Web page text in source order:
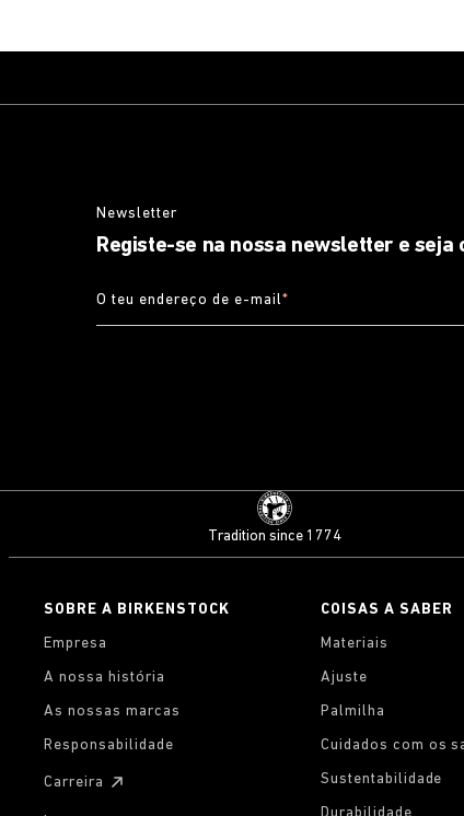
Newsletter
Registe-se na nossa newsletter e seja
O teu endereço de e-mail*
Tradition since 1774
SOBRE A BIRKENSTOCK
Empresa
A nossa história
As nossas marcas
Responsabilidade
Carreira
COISAS A SABER
Materiais
Ajuste
Palmilha
Cuidados com os
Sustentabilidade